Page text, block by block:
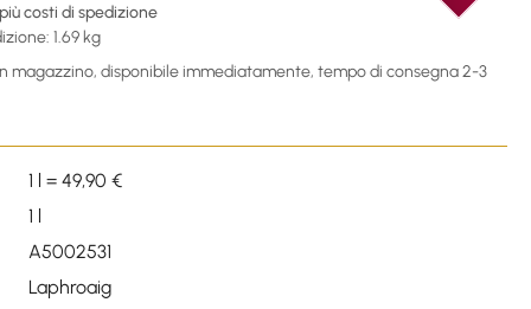
costi di spedizione
1.69 kg
magazzino, disponibile immediatamente, tempo di consegna 2-3
1 l = 49,90 €
1 l
A5002531
Laphroaig